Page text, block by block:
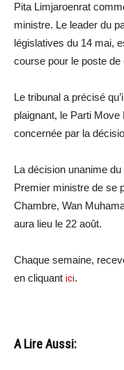
Pita Limjaroenrat
ministre. Le leader du
législatives du 14 mai,
course pour le poste
Le tribunal a précisé
plaignant, le Parti Move
concernée par la
La décision unanime
Premier ministre de se
Chambre, Wan
aura lieu le 22 août.
Chaque semaine,
en cliquant ici.
A Lire Aussi: